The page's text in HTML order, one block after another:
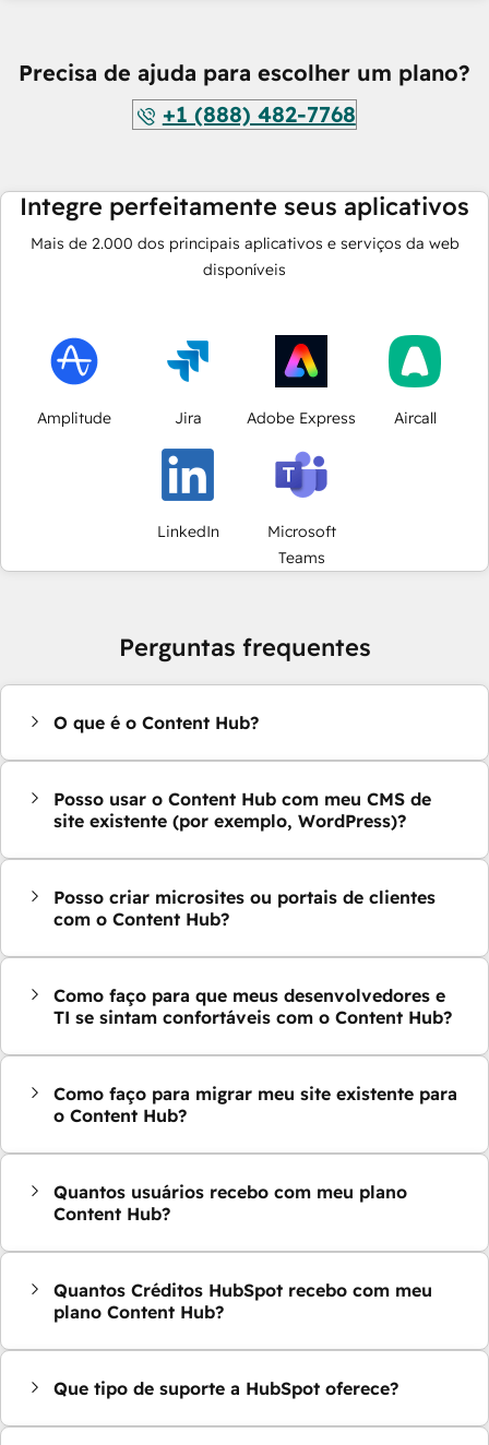
Precisa de ajuda para escolher um plano?
+1 (888) 482-7768
Integre perfeitamente seus aplicativos
Mais de 2.000 dos principais aplicativos e serviços da web
disponíveis
Amplitude Jira Adobe Express Aircall
LinkedIn
Microsoft
Teams
Perguntas frequentes
O que é o Content Hub?
Posso usar o Content Hub com meu CMS de
site existente (por exemplo, WordPress)?
Posso criar microsites ou portais de clientes
com o Content Hub?
Como faço para que meus desenvolvedores e
TI se sintam confortáveis com o Content Hub?
Como faço para migrar meu site existente para
o Content Hub?
Quantos usuários recebo com meu plano
Content Hub?
Quantos Créditos HubSpot recebo com meu
plano Content Hub?
Que tipo de suporte a HubSpot oferece?